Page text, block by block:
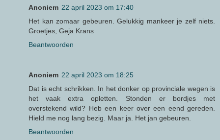
Anoniem 22 april 2023 om 17:40
Het kan zomaar gebeuren. Gelukkig mankeer je zelf niets.
Groetjes, Geja Krans
Beantwoorden
Anoniem 22 april 2023 om 18:25
Dat is echt schrikken. In het donker op provinciale wegen is
het vaak extra opletten. Stonden er bordjes met
overstekend wild? Heb een keer over een eend gereden.
Hield me nog lang bezig. Maar ja. Het jan gebeuren.
Beantwoorden